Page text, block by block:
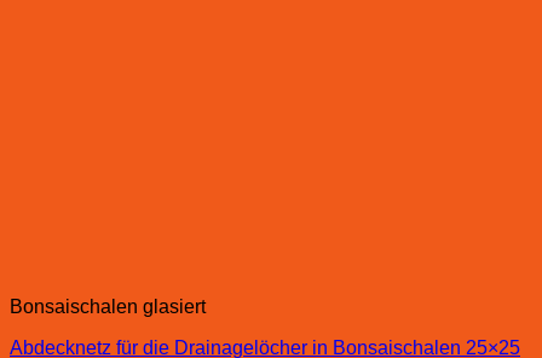
Bonsaischalen glasiert
Abdecknetz für die Drainagelöcher in Bonsaischalen 25×25